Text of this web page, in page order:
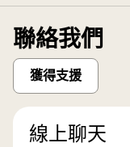
聯絡我們
獲得支援
線上聊天